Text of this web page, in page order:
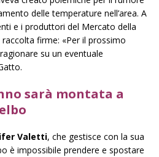
delle temperature nell’area. A
e i produttori del Mercato della
firme: «Per il prossimo
su un eventuale
sarà montata a
Valetti, che gestisce con la sua
è impossibile prendere e spostare